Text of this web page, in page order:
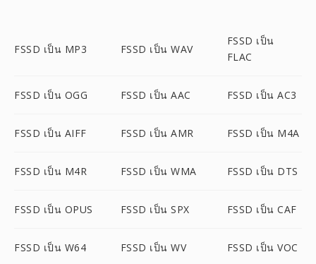
FSSD เป็น MP3 FSSD เป็น WAV
FSSD เป็น
FLAC
FSSD เป็น OGG FSSD เป็น AAC FSSD เป็น AC3
FSSD เป็น AIFF FSSD เป็น AMR FSSD เป็น M4A
FSSD เป็น M4R FSSD เป็น WMA FSSD เป็น DTS
FSSD เป็น OPUS FSSD เป็น SPX FSSD เป็น CAF
FSSD เป็น W64 FSSD เป็น WV FSSD เป็น VOC